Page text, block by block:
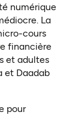
numérique
La
cours
financière
et adultes
et Daadab
pour